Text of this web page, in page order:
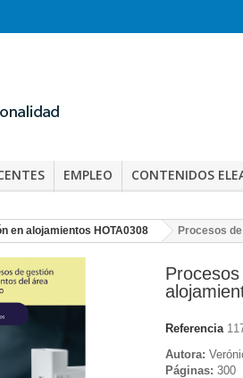
EMPLEO CONTENIDOS
en alojamientos HOTA0308 Procesos
Referencia
Autora:
Páginas: 300